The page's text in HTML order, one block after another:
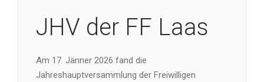
JHV der FF Laas
Am 17. Jänner 2026 fand die
Jahreshauptversammlung der Freiwilligen